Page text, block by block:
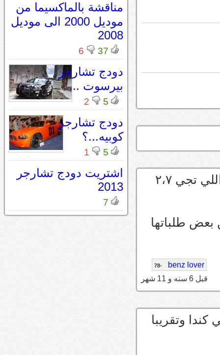
ابو كلبيبببن ما انصحك ابد اولا امريكي هي اللي تجي ٢،٧
هي و٣،٥ اخيس من بعض طلباتها
benz lover
-78
قبل 6 سنه و 11 شهر
وتقريبا
مناقشة بالماكسيما من
موديل 2000 الى موديل
2008
37
6
دودج تشارجر
بيرسوت ...
5
2
دودج تشارجر
كوبيه...؟
5
1
اشتريت دودج تشارجر
2013
7